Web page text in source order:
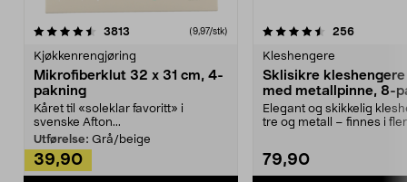
3813 anmeldelser(9,97/stk)
Kjøkkenrengjøring
Mikrofiberklut 32 x 31 cm, 4-
pakning
Kåret til «soleklar favoritt» i
svenske Afton...
Utførelse: Grå/beige
39,90
4.5av 5 stjerner 256
Kleshengere
Sklisikre
med metallpinne, 8-
Elegant og skikkelig
tre og metall – finnes i
79,90
4.5av 5 stjerner